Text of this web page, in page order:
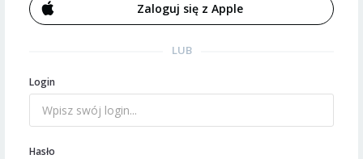
Zaloguj się z Apple
LUB
Login
Hasło